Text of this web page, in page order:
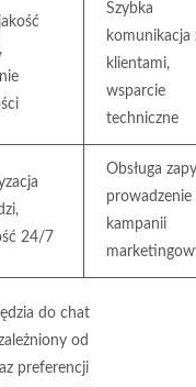
Szybka
komunikacja
klientami,
wsparcie
techniczne
24/7
Obsługa
prowadzenie
kampanii
do chat
od
preferencji